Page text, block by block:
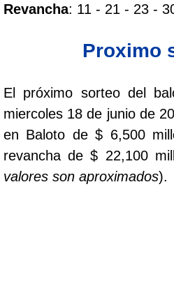
Sinuano Día
Sinuano Noche
Revancha: 11 - 21 - 23 -
Proximo
El próximo sorteo del
miercoles 18 de junio de
en Baloto de $ 6,500
revancha de $ 22,100
valores son aproximados).